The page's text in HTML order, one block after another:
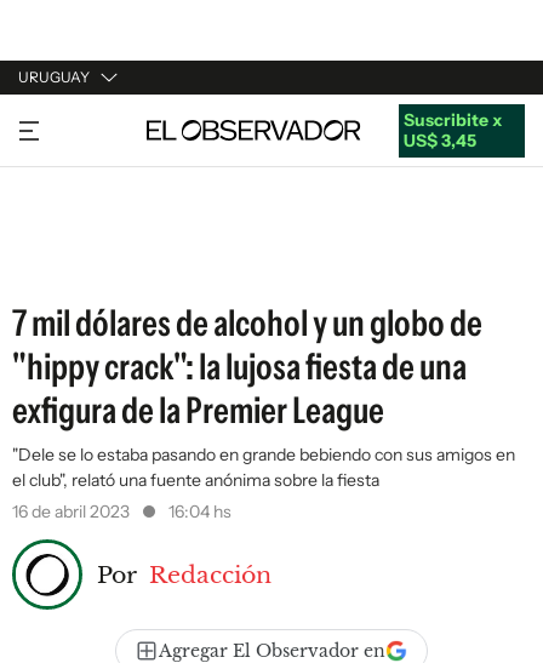
URUGUAY
URUGUAY
ARGENTINA
Suscribite x
US$ 3,45
7 mil dólares de alcohol y un globo de
"hippy crack": la lujosa fiesta de una
exfigura de la Premier League
"Dele se lo estaba pasando en grande bebiendo con sus amigos en
el club", relató una fuente anónima sobre la fiesta
16 de abril 2023
16:04 hs
Por Redacción
Agregar El Observador en